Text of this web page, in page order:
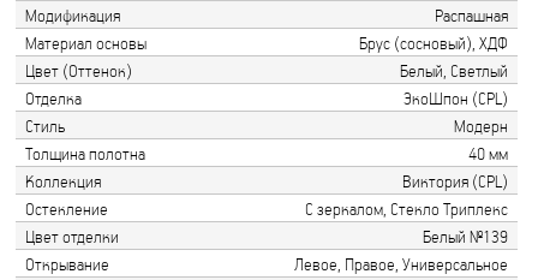
Модификация
Распашная
Материал основы
Брус (сосновый), ХДФ
Цвет (Оттенок)
Белый, Светлый
Отделка
ЭкоШпон (CPL)
Стиль
Модерн
Толщина полотна
40 мм
Коллекция
Виктория (CPL)
Остекление
С зеркалом, Стекло Триплекс
Цвет отделки
Белый №139
Открывание
Левое, Правое, Универсальное